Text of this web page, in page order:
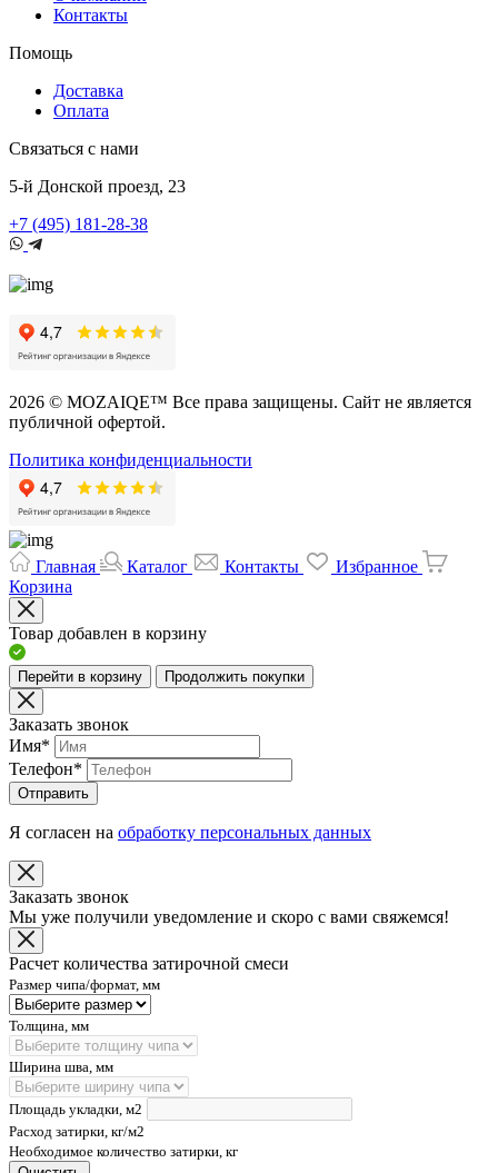
Контакты
Помощь
Доставка
Оплата
Связаться с нами
5-й Донской проезд, 23
+7 (495) 181-28-38
2026 © MOZAIQE™ Все права защищены. Сайт не является
публичной офертой.
Политика конфиденциальности
Главная Каталог Контакты
Избранное
Корзина
Товар добавлен в корзину
Перейти в корзину Продолжить покупки
Заказать звонок
Имя*
Телефон*
Отправить
Я согласен на обработку персональных данных
Заказать звонок
Мы уже получили уведомление и скоро с вами свяжемся!
Расчет количества затирочной смеси
Размер чипа/формат, мм
Толщина, мм
Ширина шва, мм
Площадь укладки, м2
Расход затирки, кг/м2
Необходимое количество затирки, кг